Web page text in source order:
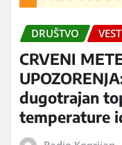
DRUŠTVO
CRVENI
dugotrajan
temperature